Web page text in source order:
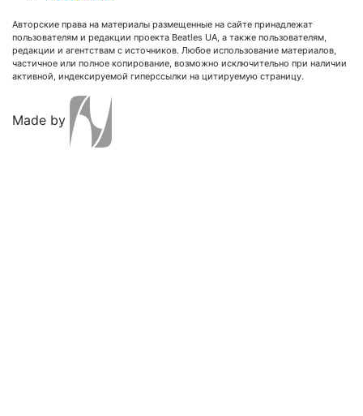
Авторские права на материалы размещенные на сайте принадлежат
пользователям и редакции проекта Beatles UA, а также пользователям,
редакции и агентствам с источников. Любое использование материалов,
частичное или полное копирование, возможно исключительно при наличии
активной, индексируемой гиперссылки на цитируемую страницу.
Made by